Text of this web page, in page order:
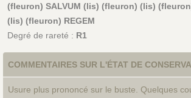
(fleuron) SALVUM (lis) (fleuron) (lis)
(lis) (fleuron) REGEM
Degré de rareté : R1
COMMENTAIRES SUR L'ÉTAT DE
Usure plus prononcé sur le buste. Quelques